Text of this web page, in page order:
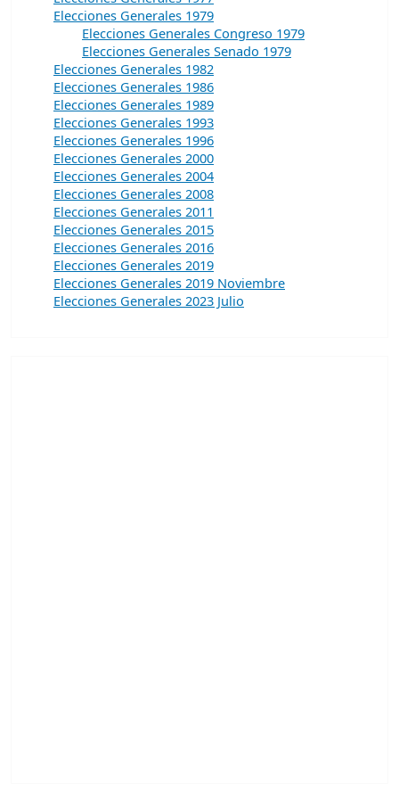
Elecciones Generales 1979
Elecciones Generales Congreso 1979
Elecciones Generales Senado 1979
Elecciones Generales 1982
Elecciones Generales 1986
Elecciones Generales 1989
Elecciones Generales 1993
Elecciones Generales 1996
Elecciones Generales 2000
Elecciones Generales 2004
Elecciones Generales 2008
Elecciones Generales 2011
Elecciones Generales 2015
Elecciones Generales 2016
Elecciones Generales 2019
Elecciones Generales 2019 Noviembre
Elecciones Generales 2023 Julio